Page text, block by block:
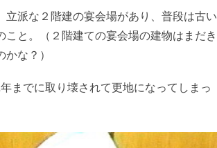
派な２階建の宴会場があり、普段は古い
と。（２階建ての宴会場の建物はまだき
な？）
までに取り壊されて更地になってしまっ